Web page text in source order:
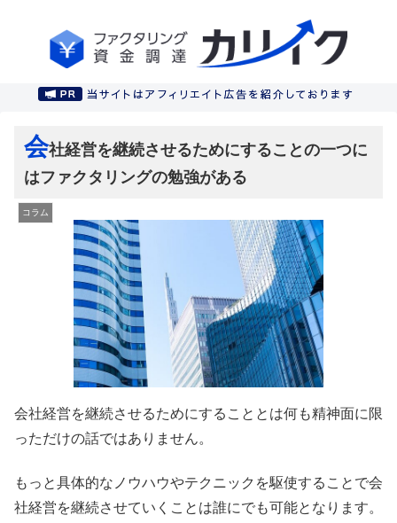
会社経営を継続させるためにすることの一つに
はファクタリングの勉強がある
コラム
会社経営を継続させるためにすることとは何も精神面に限
っただけの話ではありません。
もっと具体的なノウハウやテクニックを駆使することで会
社経営を継続させていくことは誰にでも可能となります。